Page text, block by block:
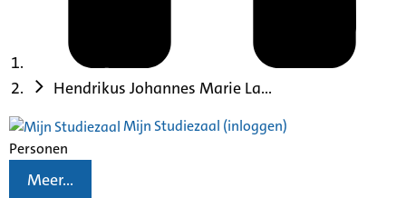
Hendrikus Johannes Marie La...
Mijn Studiezaal (inloggen)
Personen
Meer...